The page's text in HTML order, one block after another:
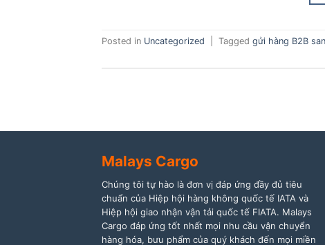
Posted in Uncategorized Tagged gửi hàng B2B
Malays Cargo
Chúng tôi tự hào là đơn vị đáp ứng đầy đủ tiêu
chuẩn của Hiệp hội hàng không quốc tế IATA và
Hiệp hội giao nhận vận tải quốc tế FIATA. Malays
Cargo đáp ứng tốt nhất mọi nhu cầu vận chuyển
hàng hóa, bưu phẩm của quý khách đến mọi miền